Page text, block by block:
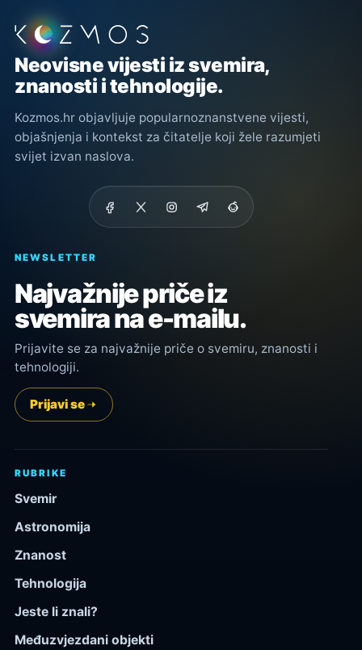
Podnožje stranice
Neovisne vijesti iz svemira,
znanosti i tehnologije.
Kozmos.hr objavljuje popularnoznanstvene vijesti,
objašnjenja i kontekst za čitatelje koji žele razumjeti
svijet izvan naslova.
NEWSLETTER
Najvažnije priče iz
svemira na e-mailu.
Prijavite se za najvažnije priče o svemiru, znanosti i
tehnologiji.
Prijavi se
RUBRIKE
Svemir
Astronomija
Znanost
Tehnologija
Jeste li znali?
Međuzvjezdani objekti